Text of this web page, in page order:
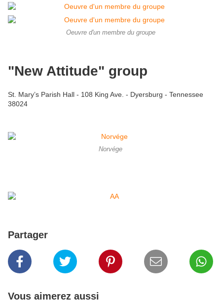
Oeuvre d'un membre du groupe
"New Attitude" group
St. Mary’s Parish Hall - 108 King Ave. - Dyersburg - Tennessee
38024
Norvége
Partager
Vous aimerez aussi